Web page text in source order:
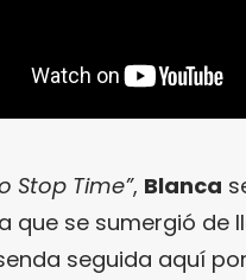
Stop Time”, Blanca
que se sumergió de
seguida aquí por